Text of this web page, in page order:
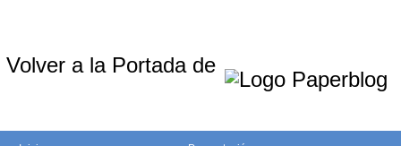
Volver a la Portada de